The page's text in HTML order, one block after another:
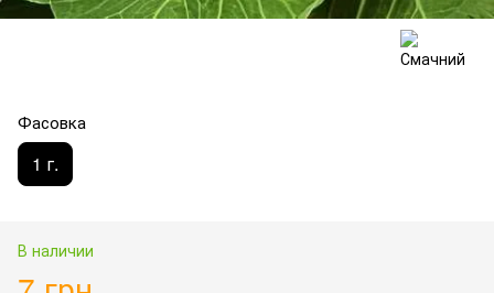
Фасовка
1 г.
В наличии